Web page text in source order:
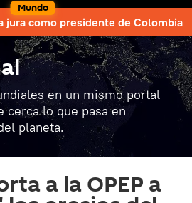
Mundo
jura como presidente de Colombia
en un mismo portal
lo que pasa en
planeta.
a la OPEP a